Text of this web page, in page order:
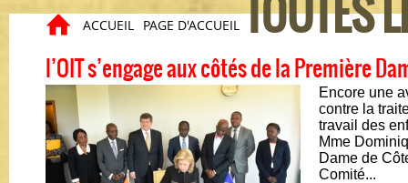
Vous êtes ici
ACCUEIL PAGE D'ACCUEIL TOUTES
l’OIT s’engage aux côtés de la Première
Encore une
contre la
travail des
Mme
Dame de
Comité...